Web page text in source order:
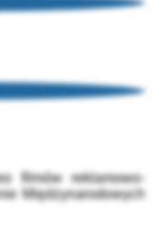
filmów reklamowo-
Międzynarodowych